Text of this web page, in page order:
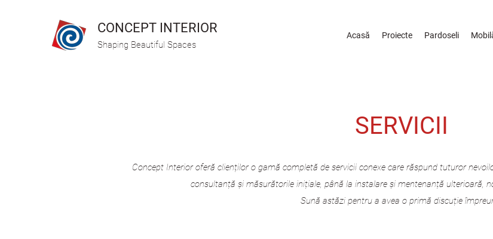
CONCEPT INTERIOR
Shaping Beautiful Spaces
Acasă Proiecte Pardoseli
SERVICII
Concept Interior oferă clienților o gamă completă de servicii conexe care răspund tuturor
consultanță și măsurătorile inițiale, până la instalare și mentenanță ulterioară,
Sună astăzi pentru a avea o primă discuție